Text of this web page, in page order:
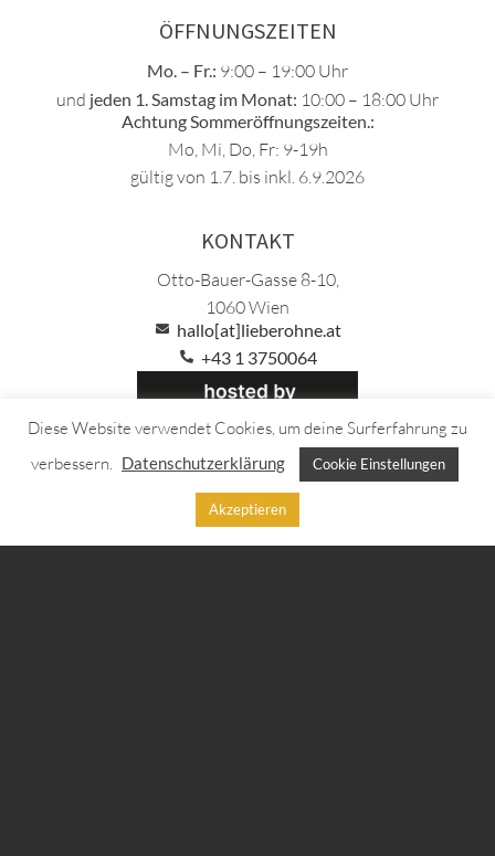
ÖFFNUNGSZEITEN
Mo. – Fr.: 9:00 – 19:00 Uhr
und jeden 1. Samstag im Monat: 10:00 – 18:00 Uhr
Achtung Sommeröffnungszeiten.:
Mo, Mi, Do, Fr: 9-19h
gültig von 1.7. bis inkl. 6.9.2026
KONTAKT
Otto-Bauer-Gasse 8-10,
1060 Wien
hallo[at]lieberohne.at
+43 1 3750064
Diese Website verwendet Cookies, um deine Surferfahrung zu
verbessern. Datenschutzerklärung Cookie Einstellungen
Akzeptieren